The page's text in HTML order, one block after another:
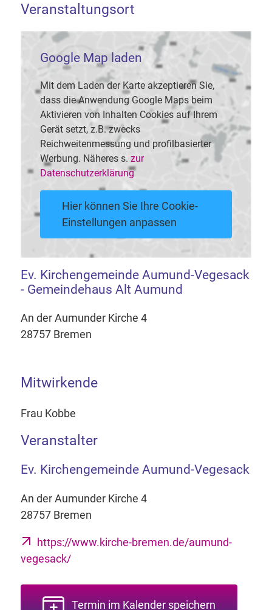
Veranstaltungsort
Google Map laden
Mit dem Laden der Karte akzeptieren Sie,
dass die Anwendung Google Maps beim
Aktivieren von Inhalten Cookies auf Ihrem
Gerät setzt, z.B. zwecks
Reichweitenmessung und profilbasierter
Werbung. Näheres s. zur
Datenschutzerklärung
Hier können Sie Ihre Cookie-
Einstellungen anpassen
Ev. Kirchengemeinde Aumund-Vegesack
- Gemeindehaus Alt Aumund
An der Aumunder Kirche 4
28757 Bremen
Mitwirkende
Frau Kobbe
Veranstalter
Ev. Kirchengemeinde Aumund-Vegesack
An der Aumunder Kirche 4
28757 Bremen
https://www.kirche-bremen.de/aumund-
vegesack/
Termin im Kalender speichern